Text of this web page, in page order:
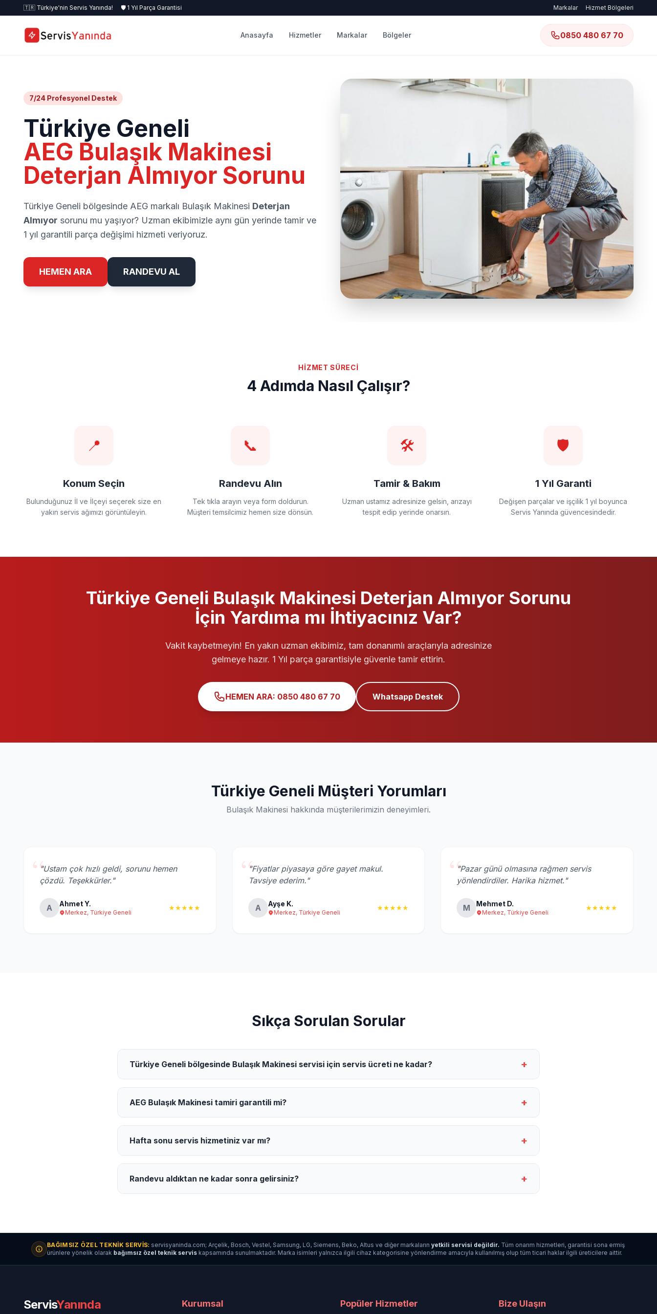
🇹🇷 Türkiye'nin Servis Yanında! 🛡️ 1 Yıl Parça Garantisi Markalar Hizmet Bölgeleri
Anasayfa Hizmetler Markalar Bölgeler 0850 480 67 70
7/24 Profesyonel Destek
Türkiye Geneli
AEG Bulaşık Makinesi
Deterjan Almıyor Sorunu
HEMEN ARA RANDEVU AL
Türkiye Geneli bölgesinde AEG markalı Bulaşık Makinesi Deterjan
Almıyor sorunu mu yaşıyor? Uzman ekibimizle aynı gün yerinde tamir ve
1 yıl garantili parça değişimi hizmeti veriyoruz.
HİZMET SÜRECİ
4 Adımda Nasıl Çalışır?
📍
Konum Seçin
Bulunduğunuz İl ve İlçeyi seçerek size en
yakın servis ağımızı görüntüleyin.
📞
Randevu Alın
Tek tıkla arayın veya form doldurun.
Müşteri temsilcimiz hemen size dönsün.
🛠️
Tamir & Bakım
Uzman ustamız adresinize gelsin, arızayı
tespit edip yerinde onarsın.
🛡️
1 Yıl Garanti
Değişen parçalar ve işçilik 1 yıl boyunca
Servis Yanında güvencesindedir.
Türkiye Geneli Bulaşık Makinesi Deterjan Almıyor Sorunu
İçin Yardıma mı İhtiyacınız Var?
Vakit kaybetmeyin! En yakın uzman ekibimiz, tam donanımlı araçlarıyla adresinize
gelmeye hazır. 1 Yıl parça garantisiyle güvenle tamir ettirin.
HEMEN ARA: 0850 480 67 70 Whatsapp Destek
Türkiye Geneli Müşteri Yorumları
Bulaşık Makinesi hakkında müşterilerimizin deneyimleri.
“"Ustam çok hızlı geldi, sorunu hemen
çözdü. Teşekkürler."
A Ahmet Y.
Merkez, Türkiye Geneli
★★★★★
“"Fiyatlar piyasaya göre gayet makul.
Tavsiye ederim."
A Ayşe K.
Merkez, Türkiye Geneli
★★★★★
“"Pazar günü olmasına rağmen servis
yönlendirdiler. Harika hizmet."
M Mehmet D.
Merkez, Türkiye Geneli
★★★★★
Sıkça Sorulan Sorular
Türkiye Geneli bölgesinde Bulaşık Makinesi servisi için servis ücreti ne kadar? +
AEG Bulaşık Makinesi tamiri garantili mi? +
Hafta sonu servis hizmetiniz var mı? +
Randevu aldıktan ne kadar sonra gelirsiniz? +
BAĞIMSIZ ÖZEL TEKNIK SERVIS: servisyaninda.com; Arçelik, Bosch, Vestel, Samsung, LG, Siemens, Beko, Altus ve diğer markalarınyetkili servisi değildir. Tüm onarım hizmetleri, garantisi sona ermiş
ürünlere yönelik olarak bağımsız özel teknik servis kapsamında sunulmaktadır. Marka isimleri yalnızca ilgili cihaz kategorisine yönlendirme amacıyla kullanılmış olup tüm ticari haklar ilgili üreticilere aittir.
ServisYanında Kurumsal Popüler Hizmetler Bize Ulaşın